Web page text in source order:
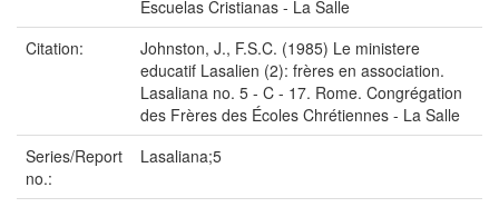
Escuelas Cristianas - La Salle
Citation:
Johnston, J., F.S.C. (1985) Le ministere
educatif Lasalien (2): frères en association.
Lasaliana no. 5 - C - 17. Rome. Congrégation
des Frères des Écoles Chrétiennes - La Salle
Series/Report
no.:
Lasaliana;5